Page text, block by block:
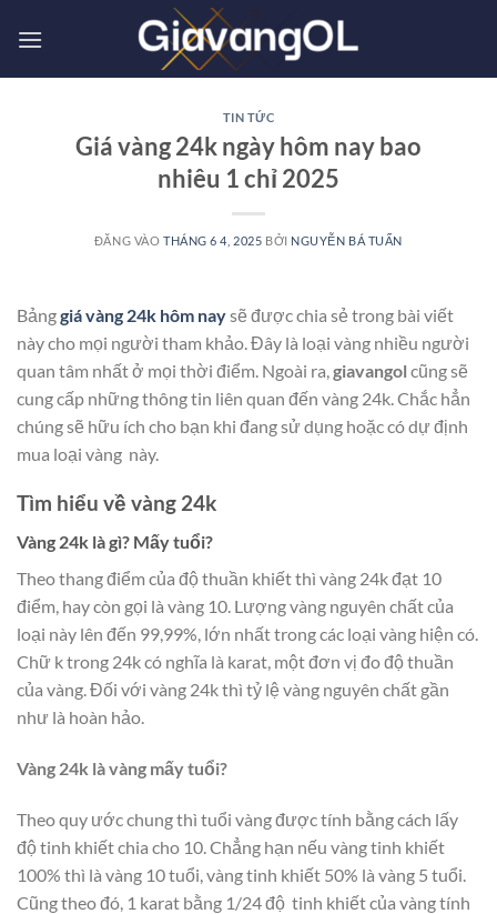
qua
TIN TỨC
Giá vàng 24k ngày hôm nay bao
nhiêu 1 chỉ 2025
ĐĂNG VÀO THÁNG 6 4, 2025 BỞI NGUYỄN BÁ TUẤN
Bảnggiá vàng 24k hôm naysẽ được chia sẻ trong bài viết
này cho mọi người tham khảo. Đây là loại vàng nhiều người
quan tâm nhất ở mọi thời điểm. Ngoài ra, giavangol cũng sẽ
cung cấp những thông tin liên quan đến vàng 24k. Chắc hẳn
chúng sẽ hữu ích cho bạn khi đang sử dụng hoặc có dự định
mua loại vàng này.
Tìm hiểu về vàng 24k
Vàng 24k là gì? Mấy tuổi?
Theo thang điểm của độ thuần khiết thì vàng 24k đạt 10
điểm, hay còn gọi là vàng 10. Lượng vàng nguyên chất của
loại này lên đến 99,99%, lớn nhất trong các loại vàng hiện có.
Chữ k trong 24k có nghĩa là karat, một đơn vị đo độ thuần
của vàng. Đối với vàng 24k thì tỷ lệ vàng nguyên chất gần
như là hoàn hảo.
Vàng 24k là vàng mấy tuổi?
Theo quy ước chung thì tuổi vàng được tính bằng cách lấy
độ tinh khiết chia cho 10. Chẳng hạn nếu vàng tinh khiết
100% thì là vàng 10 tuổi, vàng tinh khiết 50% là vàng 5 tuổi.
Cũng theo đó, 1 karat bằng 1/24 độ tinh khiết của vàng tính